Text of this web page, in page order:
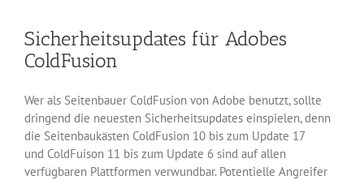
Sicherheitslücke
Sicherheitsupdates für Adobes
ColdFusion
Wer als Seitenbauer ColdFusion von Adobe benutzt, sollte
dringend die neuesten Sicherheitsupdates einspielen, denn
die Seitenbaukästen ColdFusion 10 bis zum Update 17
und ColdFuison 11 bis zum Update 6 sind auf allen
verfügbaren Plattformen verwundbar. Potentielle Angreifer